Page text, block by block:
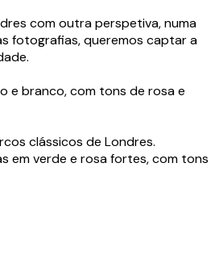
com outra perspetiva, numa
fotografias, queremos captar a
e branco, com tons de rosa e
clássicos de Londres.
em verde e rosa fortes, com tons